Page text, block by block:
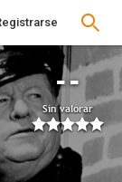
--
Sin valorar